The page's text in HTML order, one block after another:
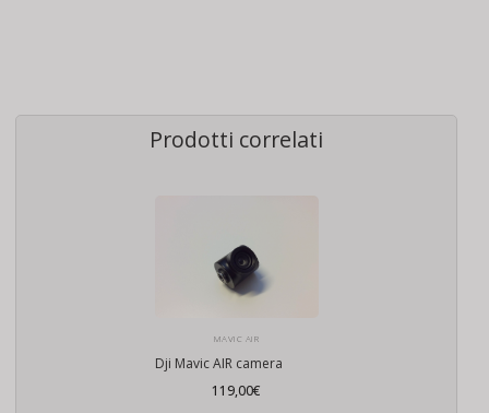
Prodotti correlati
MAVIC AIR
Dji Mavic AIR camera
119,00€